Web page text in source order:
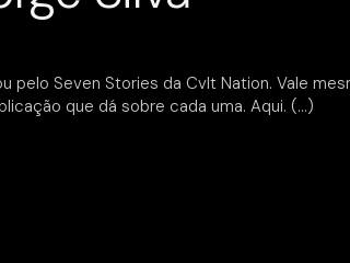
pelo Seven Stories da Cvlt Nation. Vale
que dá sobre cada uma. Aqui.